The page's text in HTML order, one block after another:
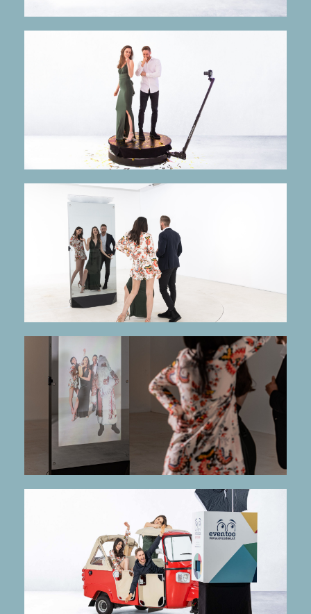
360x
Alles dreht sich um dich!
mehr Infos
spiegelBOOX XXL
Fotografierender Riesenspiegel sorgt für
Glamour
mehr Infos
AR - Augmented Reality
Hol dir deinen Star aufs Bild!
mehr Infos
Isabella
Die rote Begleiterin für die fotoBOOX
mehr Infos